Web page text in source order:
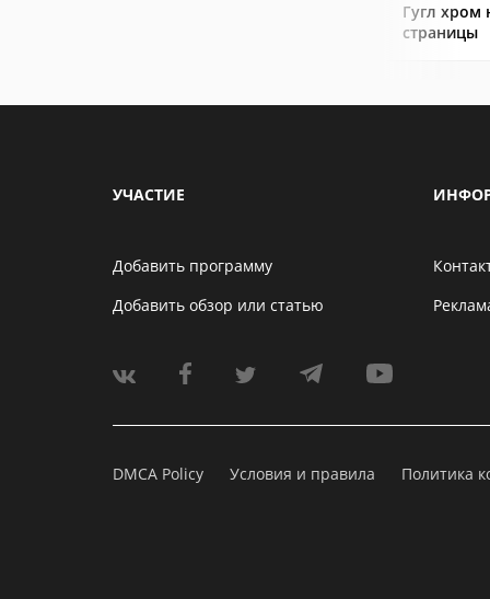
Гугл хром
страницы
УЧАСТИЕ
Добавить программу
Добавить обзор или статью
DMCA Policy Условия и правила Политика